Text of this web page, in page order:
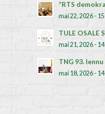
“RTS
mai 22, 2026 -
TULE OSALE
mai 21, 2026 -
TNG 93. lennu
mai 18, 2026 -